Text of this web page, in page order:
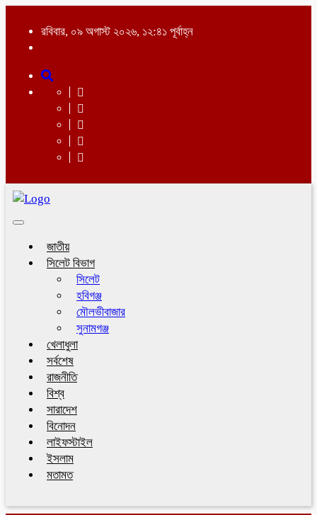
রবিবার, ০৯ অগাস্ট ২০২৬, ১২:৪১ পূর্বাহ্ন
Toggle
জাতীয়
সিলেট বিভাগ
সিলেট
হবিগঞ্জ
মৌলভীবাজার
সুনামগঞ্জ
খেলাধুলা
সর্বশেষ
রাজনীতি
বিশ্ব
সারাদেশ
বিনোদন
লাইফস্টাইল
ইসলাম
মতামত